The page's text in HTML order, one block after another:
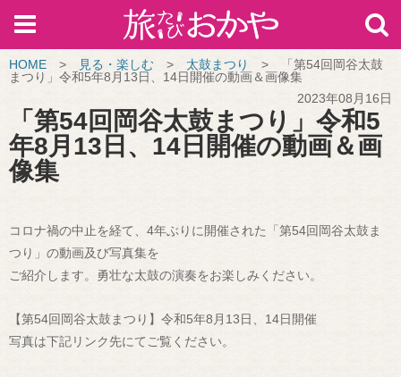
HOME > 見る・楽しむ > 太鼓まつり >
「第54回岡谷太鼓
まつり」令和5年8月13日、14日開催の動画＆画像集
2023年08月16日
「第54回岡谷太鼓まつり」令和5
年8月13日、14日開催の動画＆画
像集
コロナ禍の中止を経て、4年ぶりに開催された「第54回岡谷太鼓ま
つり」の動画及び写真集を
ご紹介します。勇壮な太鼓の演奏をお楽しみください。
【第54回岡谷太鼓まつり】令和5年8月13日、14日開催
写真は下記リンク先にてご覧ください。